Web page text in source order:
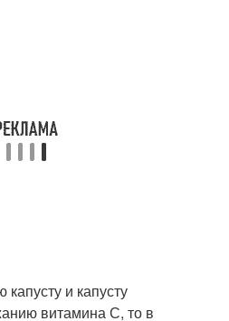
и капусту
витамина С, то в